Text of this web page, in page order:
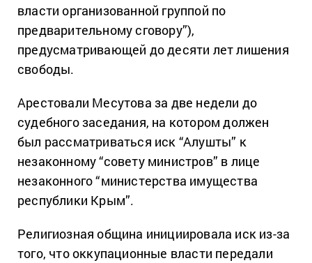
власти организованной группой по
предварительному сговору”),
предусматривающей до десяти лет лишения
свободы.
Арестовали Месутова за две недели до
судебного заседания, на котором должен
был рассматриваться иск “Алушты” к
незаконному “совету министров” в лице
незаконного “министерства имущества
республики Крым”.
Религиозная община инициировала иск из-за
того, что оккупационные власти передали